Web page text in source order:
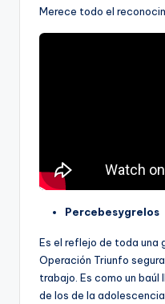
Merece todo el
Percebesygrelos
Es el reflejo de toda una
Operación Triunfo
trabajo. Es como un baúl
de los de la